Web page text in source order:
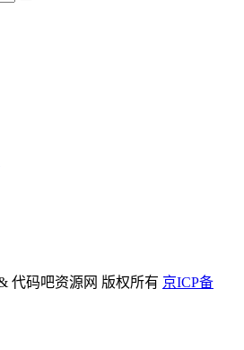
代码吧资源网 版权所有 京ICP备